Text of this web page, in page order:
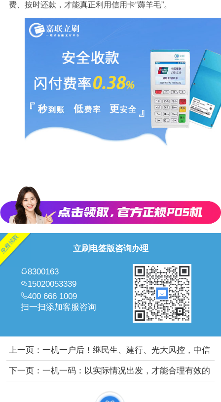
费、按时还款，才能真正利用信用卡“薅羊毛”。
立刷电签版咨询办理
8300163
15020053339
400 666 1009
扫一扫添加客服咨询
上一页： 一机一户后！继民生、建行、光大风控，中信
短信也来了，注意了！
下一页： 一机一码：以实际情况出发，才能合理有效的
应对一机一码，而不是盲目的增加机器